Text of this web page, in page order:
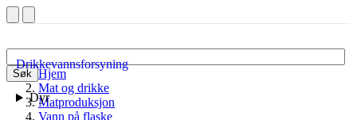
Søk
Drikkevannsforsyning
Dyr
Hjem
Mat og drikke
Matproduksjon
Vann på flaske